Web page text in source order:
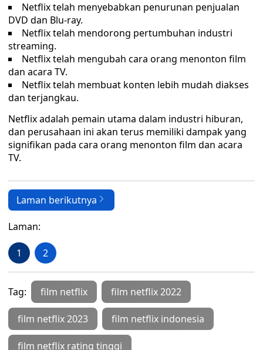
Netflix telah menyebabkan penurunan penjualan
DVD dan Blu-ray.
Netflix telah mendorong pertumbuhan industri
streaming.
Netflix telah mengubah cara orang menonton film
dan acara TV.
Netflix telah membuat konten lebih mudah diakses
dan terjangkau.
Netflix adalah pemain utama dalam industri hiburan,
dan perusahaan ini akan terus memiliki dampak yang
signifikan pada cara orang menonton film dan acara
TV.
Laman berikutnya
Laman:
1 2
Tag: film netflix film netflix 2022
film netflix 2023 film netflix indonesia
film netflix rating tinggi